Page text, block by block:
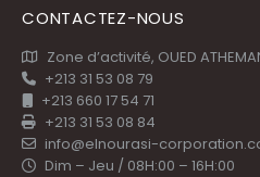
CONTACTEZ-NOUS
Zone d’activité, OUED
+213 31 53 08 79
+213 660 17 54 71
+213 31 53 08 84
info@elnourasi-
Dim – Jeu / 08H:00 – 16H:00